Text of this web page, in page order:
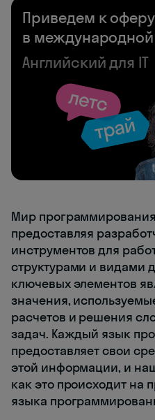
Приведем к оферу
в
Английский для IT
Мир
предоставляя
инструментов для
структурами и видами
ключевых элементов
значения,
расчетов и решения
задач. Каждый язык
предоставляет свои
этой информации, и
как это происходит на
языка